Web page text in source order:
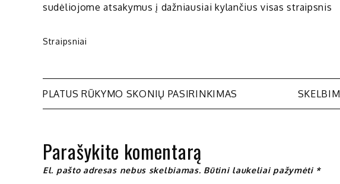
sudėliojome atsakymus į dažniausiai kylančius visas straipsnis
Straipsniai
Navigacija
įrašų
PLATUS RŪKYMO SKONIŲ PASIRINKIMAS
Parašykite komentarą
El. pašto adresas nebus skelbiamas. Būtini laukeliai pažymėti *